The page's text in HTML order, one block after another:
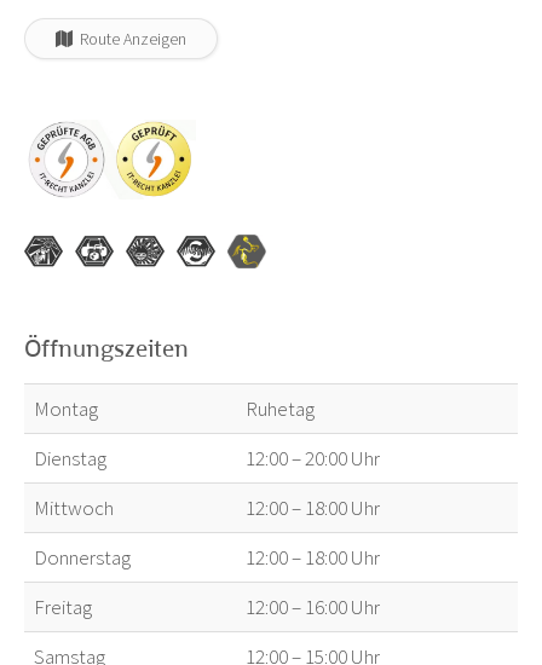
Route Anzeigen
Öffnungszeiten
Montag
Ruhetag
Dienstag
12:00 – 20:00 Uhr
Mittwoch
12:00 – 18:00 Uhr
Donnerstag
12:00 – 18:00 Uhr
Freitag
12:00 – 16:00 Uhr
Samstag
12:00 – 15:00 Uhr